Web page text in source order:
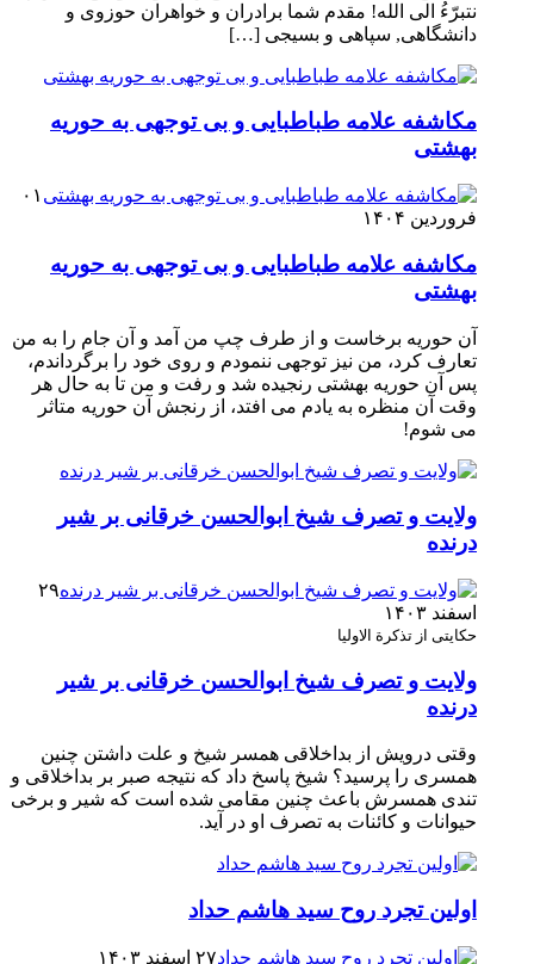
نتبرّءُ الی الله! مقدم شما برادران و خواهران حوزوی و
دانشگاهی, سپاهی و بسیجی […]
مکاشفه علامه طباطبایی و بی توجهی به حوریه
بهشتی
۰۱
فروردین ۱۴۰۴
مکاشفه علامه طباطبایی و بی توجهی به حوریه
بهشتی
آن حوریه برخاست و از طرف چپ من آمد و آن جام را به من
تعارف کرد، من نیز توجهی ننمودم و روی خود را برگرداندم،
پس آن حوریه بهشتی رنجیده شد و رفت و من تا به حال هر
وقت آن منظره به یادم می افتد، از رنجش آن حوریه متاثر
می شوم!
ولایت و تصرف شیخ ابوالحسن خرقانی بر شیر
درنده
۲۹
اسفند ۱۴۰۳
حکایتی از تذکرة الاولیا
ولایت و تصرف شیخ ابوالحسن خرقانی بر شیر
درنده
وقتی درویش از بداخلاقی همسر شیخ و علت داشتن چنین
همسری را پرسید؟ شیخ پاسخ داد که نتیجه صبر بر بداخلاقی و
تندی همسرش باعث چنین مقامی شده است که شیر و برخی
حیوانات و کائنات به تصرف او در آید.
اولین تجرد روح سید هاشم حداد
۲۷ اسفند ۱۴۰۳